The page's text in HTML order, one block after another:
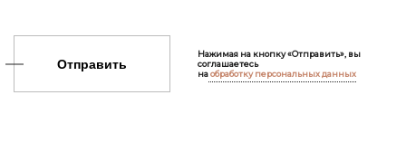
Отправить
Нажимая на кнопку «Отправить», вы
соглашаетесь
наобработку персональных данных